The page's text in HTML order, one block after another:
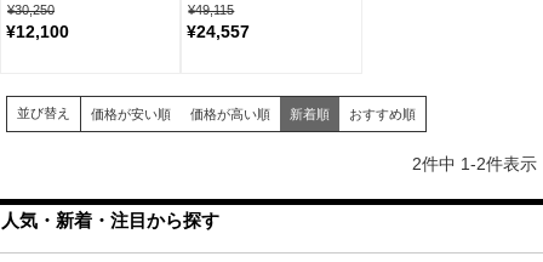
¥30,250
¥12,100
¥49,115
¥24,557
並び替え 価格が安い順 価格が高い順 新着順 おすすめ順
2件中 1-2件表示
人気・新着・注目から探す